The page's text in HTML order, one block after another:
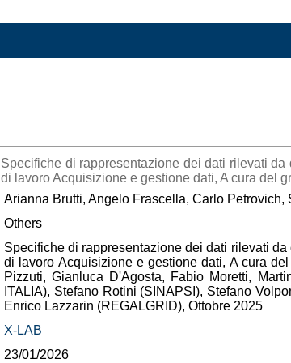
Specifiche di rappresentazione dei dati rilevati
di lavoro Acquisizione e gestione dati, A cura del
Arianna Brutti, Angelo Frascella, Carlo
Others
Specifiche di rappresentazione dei dati rilevati
di lavoro Acquisizione e gestione dati, A cura
Pizzuti, Gianluca D'Agosta, Fabio Moretti,
ITALIA), Stefano Rotini (SINAPSI), Stefano
Enrico Lazzarin (REGALGRID), Ottobre 2025
X-LAB
23/01/2026